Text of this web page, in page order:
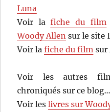
Luna
Voir lafiche du film
Woody Allen sur le site
Voir lafiche du film sur
Voir les autres
chroniqués sur ce blog…
Voir leslivres sur